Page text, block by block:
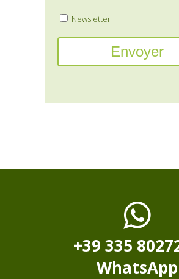
Newsletter
+39 335
WhatsApp